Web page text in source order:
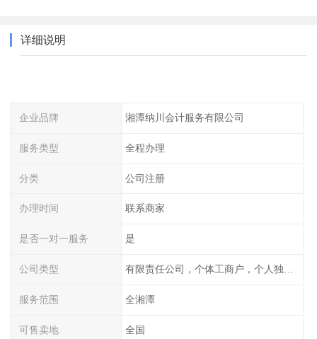
详细说明
企业品牌 湘潭纳川会计服务有限公司
服务类型 全程办理
分类 公司注册
办理时间 联系商家
是否一对一服务 是
公司类型
服务范围 全湘潭
可售卖地 全国